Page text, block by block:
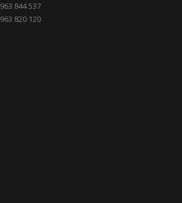
963 844 537
963 820 120